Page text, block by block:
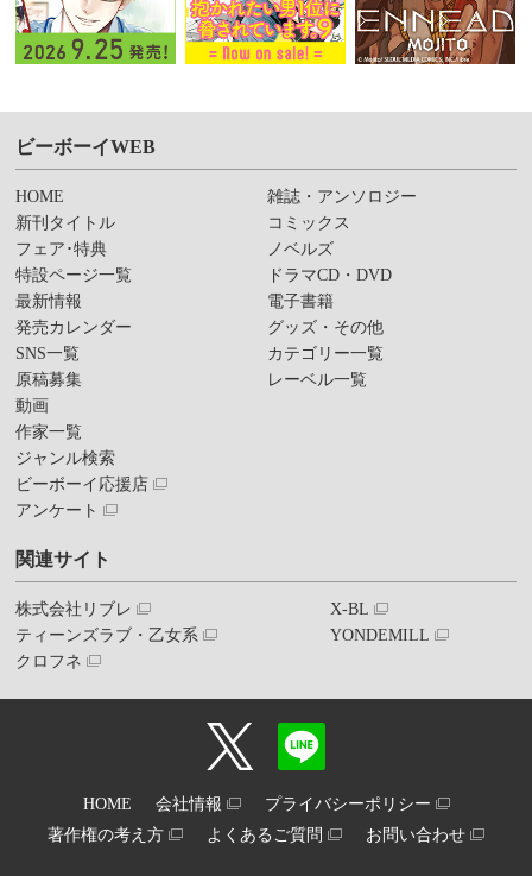
ビーボーイWEB
HOME
新刊タイトル
フェア･特典
特設ページ一覧
最新情報
発売カレンダー
SNS一覧
原稿募集
動画
作家一覧
ジャンル検索
ビーボーイ応援店
アンケート
雑誌・アンソロジー
コミックス
ノベルズ
ドラマCD・DVD
電子書籍
グッズ・その他
カテゴリー一覧
レーベル一覧
関連サイト
株式会社リブレ
ティーンズラブ・乙女系
クロフネ
X-BL
YONDEMILL
HOME 会社情報
プライバシーポリシー
著作権の考え方
よくあるご質問 お問い合わせ